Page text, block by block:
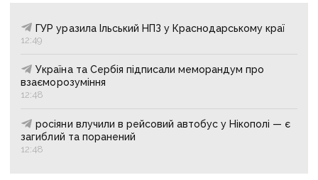
ГУР уразила Ільський НПЗ у Краснодарському краї
12:49
Україна та Сербія підписали меморандум про
взаєморозуміння
12:48
росіяни влучили в рейсовий автобус у Нікополі — є
загиблий та поранений
12:48